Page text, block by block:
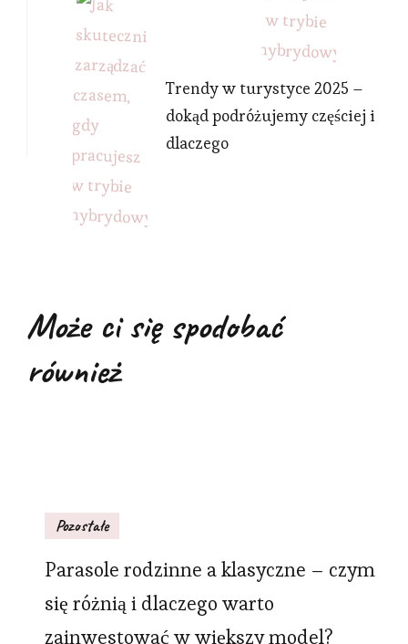
Trendy w turystyce 2025 –
dokąd podróżujemy częściej i
dlaczego
Może ci się spodobać
również
Pozostałe
Parasole rodzinne a klasyczne – czym
się różnią i dlaczego warto
zainwestować w większy model?